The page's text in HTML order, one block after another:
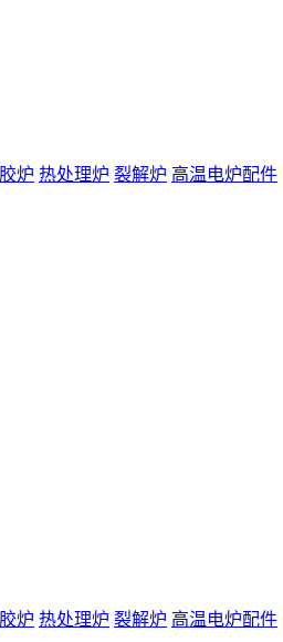
炉 热处理炉 裂解炉 高温电炉配件
炉 热处理炉 裂解炉 高温电炉配件